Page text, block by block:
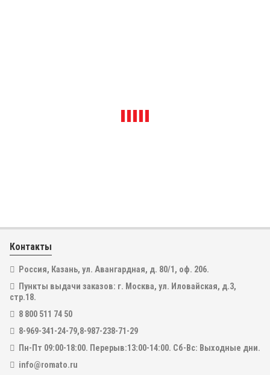
LST1600S.002
0,4 до 1,5 мм
Бренд Lesite
150 500₽
Контакты
Россия, Казань, ул. Авангардная, д. 80/1, оф. 206.
Пункты выдачи заказов: г. Москва, ул. Иловайская, д.3,
стр.18.
8 800 511 74 50
8-969-341-24-79,8-987-238-71-29
Пн-Пт 09:00-18:00. Перерыв:13:00-14:00. Сб-Вс: Выходные дни.
info@romato.ru